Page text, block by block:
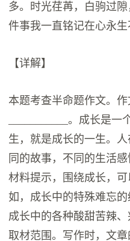
多。时光荏苒，白驹过
件事我一直铭记在心永生
【详解】
本题考查半命题作文。
___________。成长是
生，就是成长的一生。
同的故事，不同的生活
材料提示，围绕成长，可
如，成长中的特殊难忘的
成长中的各种酸甜苦辣
取材范围。写作时，文